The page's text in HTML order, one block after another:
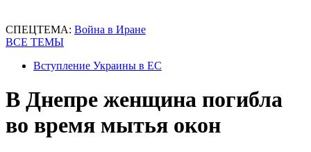
СПЕЦТЕМА: Война в Иране
ВСЕ ТЕМЫ
Вступление Украины в ЕС
В Днепре женщина погибла
во время мытья окон